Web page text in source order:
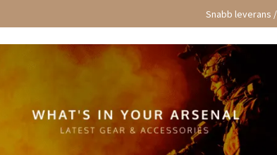
Snabb leverans /